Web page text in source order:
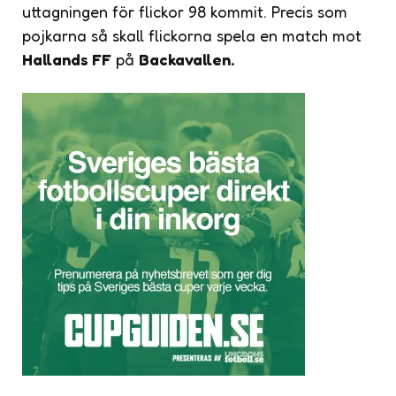
uttagningen för flickor 98 kommit. Precis som
pojkarna så skall flickorna spela en match mot
Hallands FF på Backavallen.